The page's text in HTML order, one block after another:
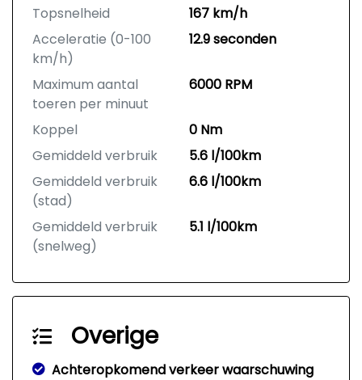
Topsnelheid
167 km/h
Acceleratie (0-100
km/h)
12.9 seconden
Maximum aantal
toeren per minuut
6000 RPM
Koppel
0 Nm
Gemiddeld verbruik
5.6 l/100km
Gemiddeld verbruik
(stad)
6.6 l/100km
Gemiddeld verbruik
(snelweg)
5.1 l/100km
Overige
Achteropkomend verkeer waarschuwing